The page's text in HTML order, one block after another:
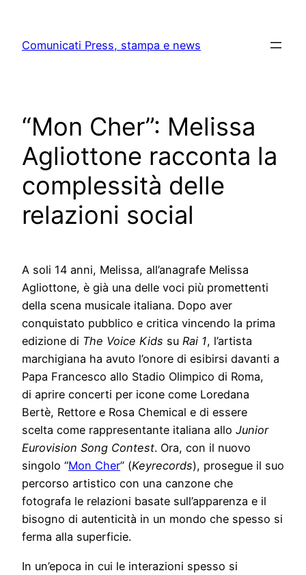
content
Comunicati Press, stampa e news
“Mon Cher”: Melissa
Agliottone racconta la
complessità delle
relazioni social
A soli 14 anni, Melissa, all’anagrafe Melissa
Agliottone, è già una delle voci più promettenti
della scena musicale italiana. Dopo aver
conquistato pubblico e critica vincendo la prima
edizione di The Voice Kids su Rai 1, l’artista
marchigiana ha avuto l’onore di esibirsi davanti a
Papa Francesco allo Stadio Olimpico di Roma,
di aprire concerti per icone come Loredana
Bertè, Rettore e Rosa Chemical e di essere
scelta come rappresentante italiana allo Junior
Eurovision Song Contest. Ora, con il nuovo
singolo “Mon Cher” (Keyrecords), prosegue il suo
percorso artistico con una canzone che
fotografa le relazioni basate sull’apparenza e il
bisogno di autenticità in un mondo che spesso si
ferma alla superficie.
In un’epoca in cui le interazioni spesso si